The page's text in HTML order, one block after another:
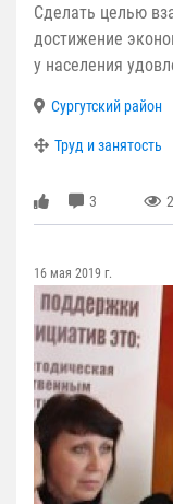
Сделать целью
достижение
у населения
Сургутский район
Труд и занятость
3
16 мая 2019 г.